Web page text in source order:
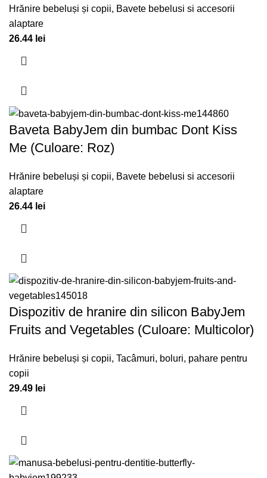
Hrănire bebeluși și copii, Bavete bebelusi si accesorii
alaptare
26.44 lei
Baveta BabyJem din bumbac Dont Kiss
Me (Culoare: Roz)
Hrănire bebeluși și copii, Bavete bebelusi si accesorii
alaptare
26.44 lei
Dispozitiv de hranire din silicon BabyJem
Fruits and Vegetables (Culoare: Multicolor)
Hrănire bebeluși și copii, Tacâmuri, boluri, pahare pentru
copii
29.49 lei